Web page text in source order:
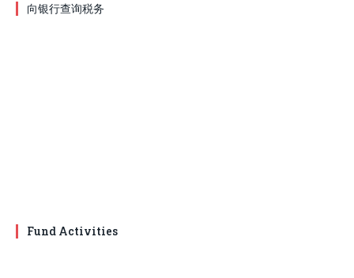
向银行查询税务
Fund Activities